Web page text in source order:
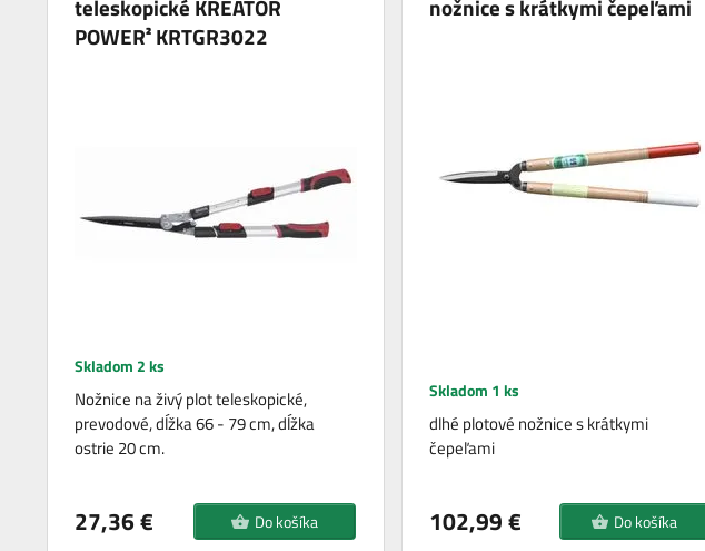
teleskopické KREATOR
POWER² KRTGR3022
Skladom 2 ks
Nožnice na živý plot teleskopické,
prevodové, dĺžka 66 - 79 cm, dĺžka
ostrie 20 cm.
27,36 € Do košíka
nožnice s krátkymi čepeľami
Skladom 1 ks
dlhé plotové nožnice s krátkymi
čepeľami
102,99 € Do košíka